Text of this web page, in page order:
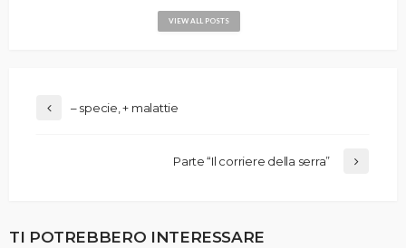
VIEW ALL POSTS
– specie, + malattie
Parte “Il corriere della serra”
TI POTREBBERO INTERESSARE